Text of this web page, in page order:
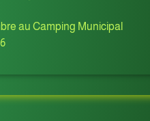
au Camping Municipal